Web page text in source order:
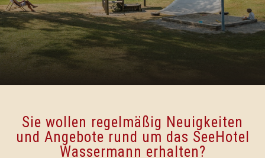
Sie wollen regelmäßig Neuigkeiten
und Angebote rund um das SeeHotel
Wassermann erhalten?